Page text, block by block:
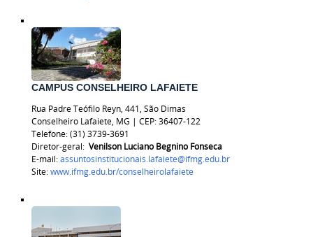
CAMPUS CONSELHEIRO LAFAIETE
Rua Padre Teófilo Reyn, 441, São Dimas
Conselheiro Lafaiete, MG | CEP: 36407-122
Telefone:(31) 3739-3691
Diretor-geral: Venilson Luciano Begnino Fonseca
E-mail:assuntosinstitucionais.lafaiete@ifmg.edu.br
Site:www.ifmg.edu.br/conselheirolafaiete